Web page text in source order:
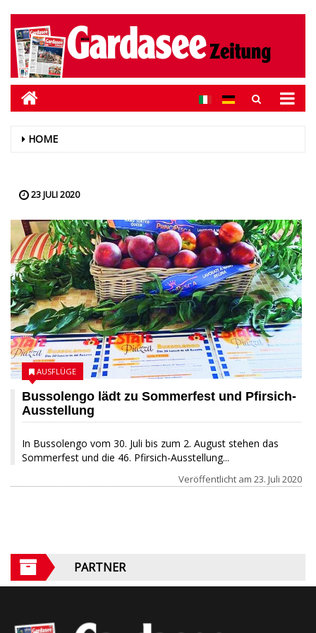
HOME
23 JULI 2020
Bussolengo lädt zu Sommerfest und Pfirsich-
Ausstellung
In Bussolengo vom 30. Juli bis zum 2. August stehen das
Sommerfest und die 46. Pfirsich-Ausstellung...
AUSFLÜGE
Veröffentlicht am 23. Juli 2020
PARTNER